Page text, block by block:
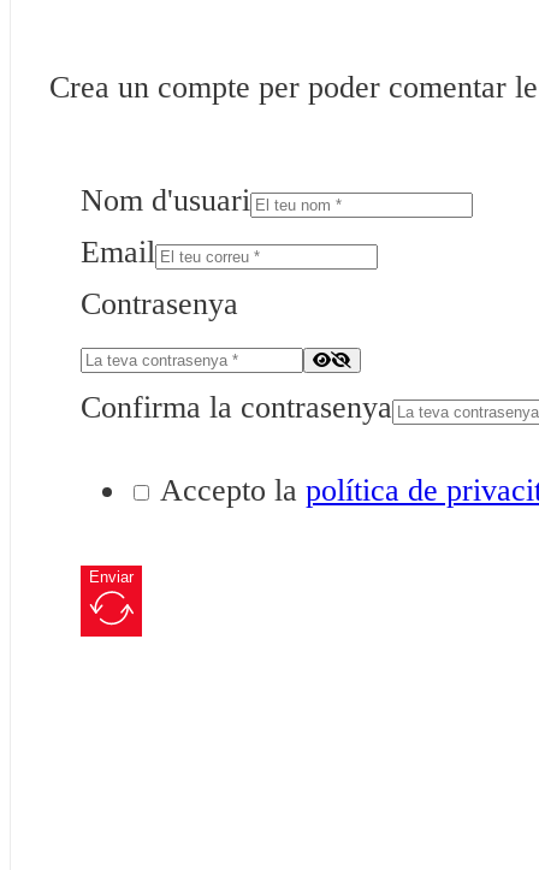
Crea un compte per poder comentar
Nom d'usuari
Email
Contrasenya
Confirma la contrasenya
Accepto la política de
Enviar